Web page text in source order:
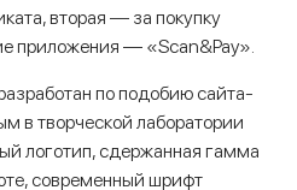
вторая — за покупку
приложения — «Scan&Pay».
по подобию сайта-
в творческой лаборатории
логотип, сдержанная гамма
современный шрифт